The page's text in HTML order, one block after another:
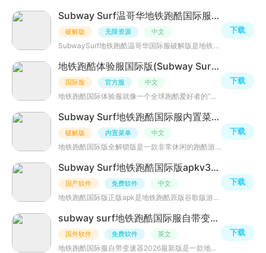
Subway Surf温哥华地铁跑酷国际服最新版本v2.31.0无限资源
破解版 无限资源 中文
SubwaySurf地铁跑酷温哥华国际服破解版是地铁跑酷温哥华国际版本，已破解大量金钱、滑板等内置道具，无需内
下载
地铁跑酷体验服国际版(Subway Surfers)v3.64.1抢先体验
国际服 官方服 中文
地铁跑酷国际体验服就像一个全球跑酷爱好者的“试验场”和“主题乐园”，既能让你抢先体验未来的游戏内容，
下载
Subway Surf地铁跑酷国际服内置菜单最新版v3.65.0全皮肤
破解版 内置菜单 中文
地铁跑酷国际版全解锁版是一款非常休闲的跑酷游戏，该版本为国际版，已破解无限金钱、无限气垫助推器、无限
下载
Subway Surf地铁跑酷国际版apkv3.58.3 最新更新
国产软件 免费软件 中文
地铁跑酷国际版正版apk是地铁跑酷原版谷歌版游戏，国际版需要配合手游加速器一起使用，玩家可以尽情奔跑跑酷
下载
subway surf地铁跑酷国际服自带变速器2026最新版v3.44.0安卓版
国外软件 免费软件 英文
地铁跑酷国际服自带变速器2026最新版是一款地铁逃生休闲益智小游戏，该版本自带变速器，与各位跑酷者展开一
下载